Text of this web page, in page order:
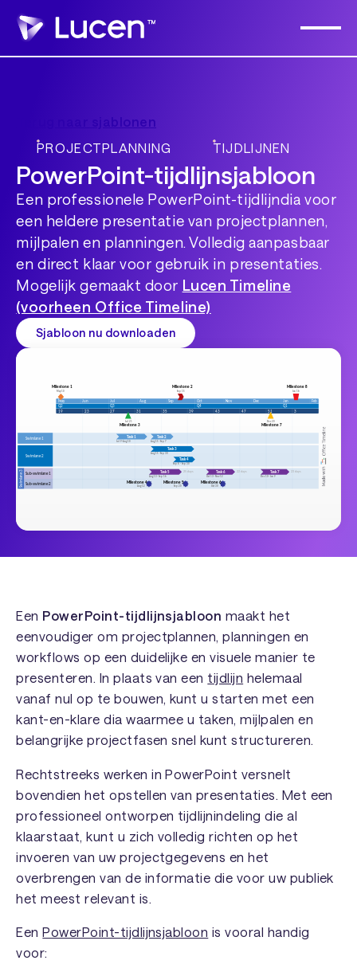
Terug naar sjablonen
PROJECTPLANNING
TIJDLIJNEN
PowerPoint-tijdlijnsjabloon
Een professionele PowerPoint-tijdlijndia voor
een heldere presentatie van projectplannen,
mijlpalen en planningen. Volledig aanpasbaar
en direct klaar voor gebruik in presentaties.
Mogelijk gemaakt door Lucen Timeline
(voorheen Office Timeline)
Sjabloon nu downloaden
Een PowerPoint-tijdlijnsjabloon maakt het
eenvoudiger om projectplannen, planningen en
workflows op een duidelijke en visuele manier te
presenteren. In plaats van een tijdlijn helemaal
vanaf nul op te bouwen, kunt u starten met een
kant-en-klare dia waarmee u taken, mijlpalen en
belangrijke projectfasen snel kunt structureren.
Rechtstreeks werken in PowerPoint versnelt
bovendien het opstellen van presentaties. Met een
professioneel ontworpen tijdlijnindeling die al
klaarstaat, kunt u zich volledig richten op het
invoeren van uw projectgegevens en het
overbrengen van de informatie die voor uw publiek
het meest relevant is.
EenPowerPoint-tijdlijnsjabloon is vooral handig
voor: